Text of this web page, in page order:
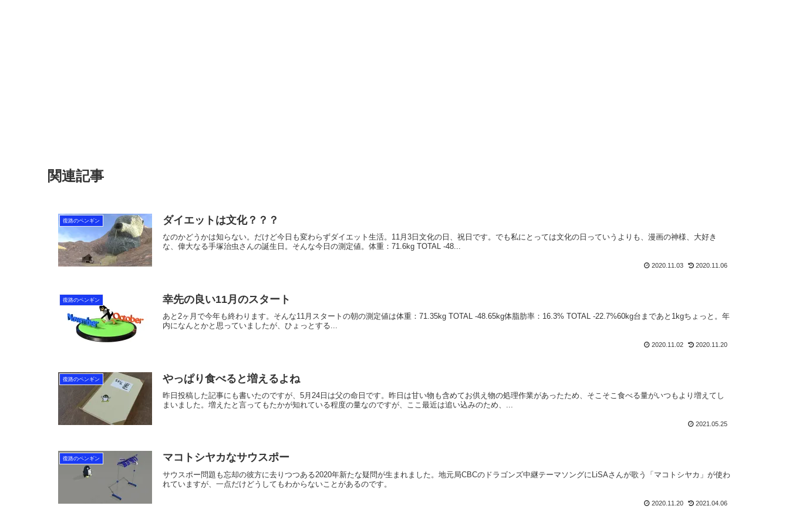
関連記事
復路のペンギン ダイエットは文化？？？
なのかどうかは知らない。だけど今日も変わらずダイエット生活。11月3日文化の日、祝日です。でも私にとっては文化の日っていうよりも、漫画の神様、大好き
な、偉大なる手塚治虫さんの誕生日。そんな今日の測定値。体重：71.6kg TOTAL -48...
2020.11.03 2020.11.06
復路のペンギン 幸先の良い11月のスタート
あと2ヶ月で今年も終わります。そんな11月スタートの朝の測定値は体重：71.35kg TOTAL -48.65kg体脂肪率：16.3% TOTAL -22.7%60kg台まであと1kgちょっと。年
内になんとかと思っていましたが、ひょっとする...
2020.11.02 2020.11.20
復路のペンギン やっぱり食べると増えるよね
昨日投稿した記事にも書いたのですが、5月24日は父の命日です。昨日は甘い物も含めてお供え物の処理作業があったため、そこそこ食べる量がいつもより増えてし
まいました。増えたと言ってもたかが知れている程度の量なのですが、ここ最近は追い込みのため、...
2021.05.25
復路のペンギン マコトシヤカなサウスポー
サウスポー問題も忘却の彼方に去りつつある2020年新たな疑問が生まれました。地元局CBCのドラゴンズ中継テーマソングにLiSAさんが歌う「マコトシヤカ」が使わ
れていますが、一点だけどうしてもわからないことがあるのです。
2020.11.20 2021.04.06